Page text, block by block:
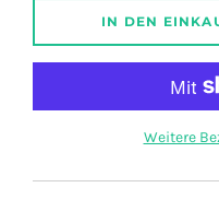
IN DEN
Weitere